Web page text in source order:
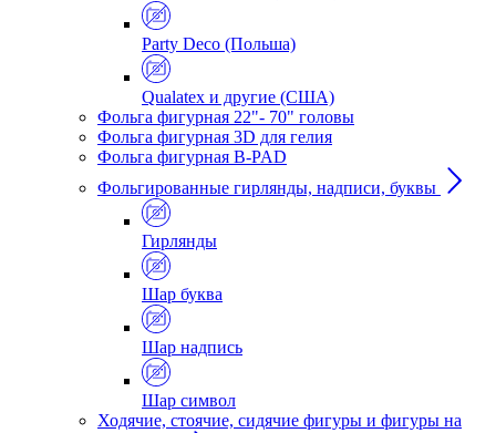
Party Deco (Польша)
Qualatex и другие (США)
Фольга фигурная 22"- 70" головы
Фольга фигурная 3D для гелия
Фольга фигурная B-PAD
Фольгированные гирлянды, надписи, буквы
Гирлянды
Шар буква
Шар надпись
Шар символ
Ходячие, стоячие, сидячие фигуры и фигуры на